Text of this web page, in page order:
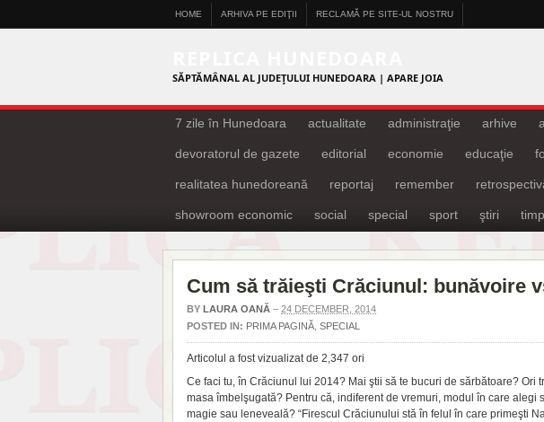
HOME ARHIVA PE EDIŢII RECLAMĂ PE SITE-UL NOSTRU
SĂPTĂMÂNAL AL JUDEŢULUI HUNEDOARA | APARE JOIA
7 zile în Hunedoara actualitate administraţie arhive
devoratorul de gazete editorial economie educaţie
realitatea hunedoreană reportaj remember
showroom economic social special sport ştiri
Cum să trăieşti Crăciunul: bunăvoire
BY LAURA OANĂ – 24 DECEMBER, 2014
POSTED IN: PRIMA PAGINĂ SPECIAL
Articolul a fost vizualizat de 2,347 ori
Ce faci tu, în Crăciunul lui 2014? Mai ştii să te bucuri de sărbătoare? Ori
masa îmbelşugată? Pentru că, indiferent de vremuri, modul în care alegi
magie sau leneveală? “Firescul Crăciunului stă în felul în care primeşti